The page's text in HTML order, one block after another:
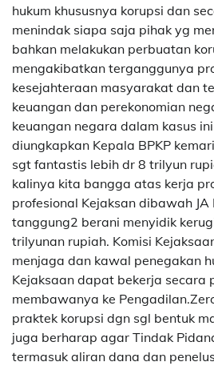
hukum khususnya korupsi dan
menindak siapa saja pihak yg
bahkan melakukan perbuatan
mengakibatkan terganggunya
kesejahteraan masyarakat dan
keuangan dan perekonomian
keuangan negara dalam kasus
diungkapkan Kepala BPKP
sgt fantastis lebih dr 8 trilyun
kalinya kita bangga atas kerja
profesional Kejaksan dibawah
tanggung2 berani menyidik
trilyunan rupiah. Komisi
menjaga dan kawal penegakan
Kejaksaan dapat bekerja secara
membawanya ke
praktek korupsi dgn sgl bentuk
juga berharap agar Tindak
termasuk aliran dana dan